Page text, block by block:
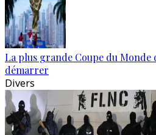
La plus grande Coupe du Monde
démarrer
Divers